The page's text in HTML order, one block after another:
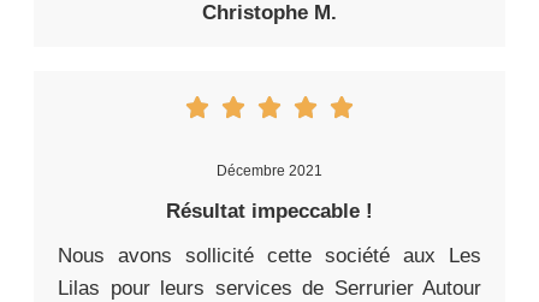
Christophe M.
Décembre 2021
Résultat impeccable !
Nous avons sollicité cette société aux Les
Lilas pour leurs services de Serrurier Autour